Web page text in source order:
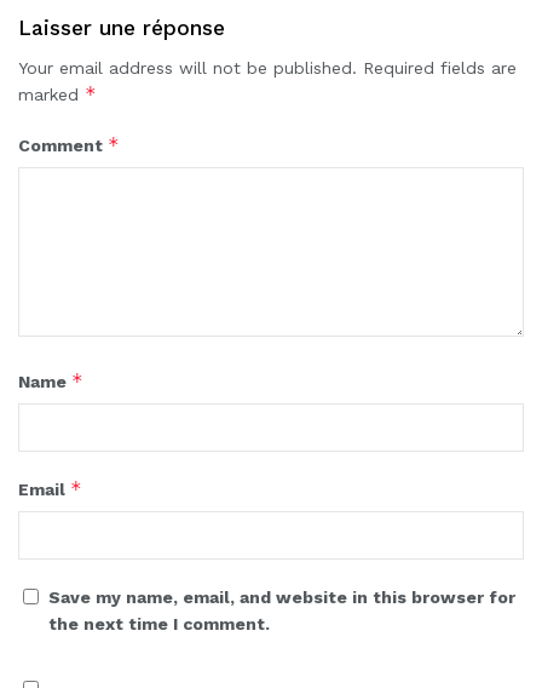
Laisser une réponse
Your email address will not be published. Required fields are
marked *
Comment *
Name *
Email *
Save my name, email, and website in this browser for
the next time I comment.